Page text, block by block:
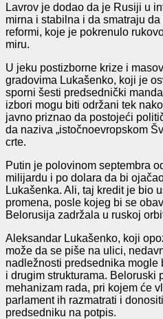
Lavrov je dodao da je Rusiji u
mirna i stabilna i da smatraju
reformi, koje je pokrenulo
miru.
U jeku postizborne krize i
gradovima Lukašenko, koji je
sporni šesti predsednički
izbori mogu biti održani tek
javno priznao da postojeći
da naziva „istočnoevropskom
crte.
Putin je polovinom septembra
milijardu i po dolara da bi
Lukašenka. Ali, taj kredit je bio
promena, posle kojeg bi se
Belorusija zadržala u ruskoj
Aleksandar Lukašenko, koji
može da se piše na ulici,
nadležnosti predsednika mogle
i drugim strukturama. Beloruski
mehanizam rada, pri kojem će
parlament ih razmatrati i
predsedniku na potpis.